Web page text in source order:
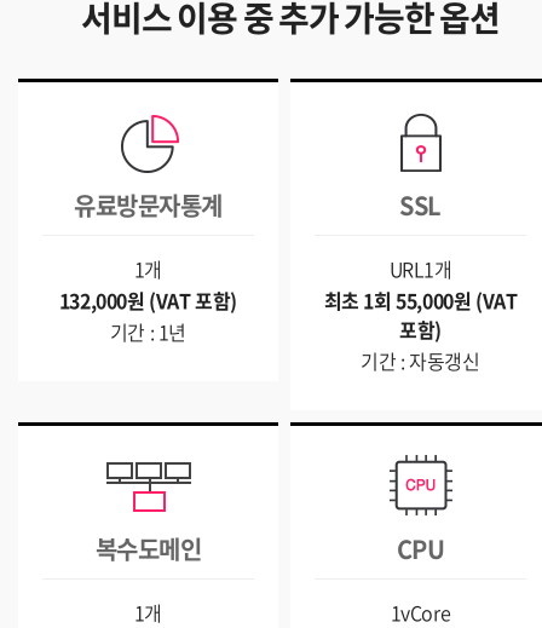
서비스 이용 중 추가 가능한 옵션
유료방문자통계
1개
132,000원 (VAT 포함)
기간 : 1년
SSL
URL1개
최초 1회 55,000원 (VAT
포함)
기간 : 자동갱신
복수도메인
1개
CPU
1vCore